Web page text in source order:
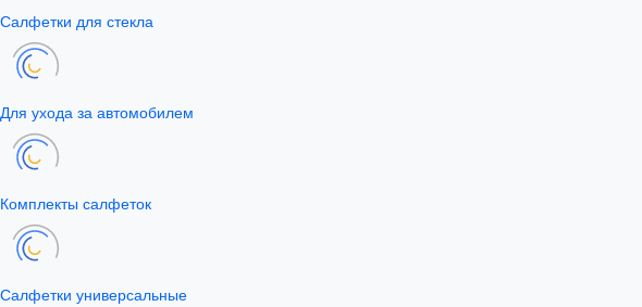
Салфетки для стекла
Для ухода за автомобилем
Комплекты салфеток
Салфетки универсальные